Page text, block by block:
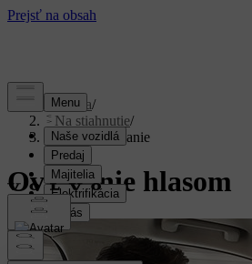
Podpora/
Na stiahnutie/
Hlasové ovládanie
Ovládanie hlasom